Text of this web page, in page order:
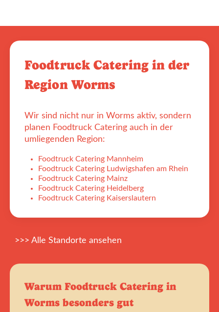
Foodtruck Catering in der
Region Worms
Wir sind nicht nur in Worms aktiv, sondern
planen Foodtruck Catering auch in der
umliegenden Region:
Foodtruck Catering Mannheim
Foodtruck Catering Ludwigshafen am Rhein
Foodtruck Catering Mainz
Foodtruck Catering Heidelberg
Foodtruck Catering Kaiserslautern
>>> Alle Standorte ansehen
Warum Foodtruck Catering in
Worms besonders gut